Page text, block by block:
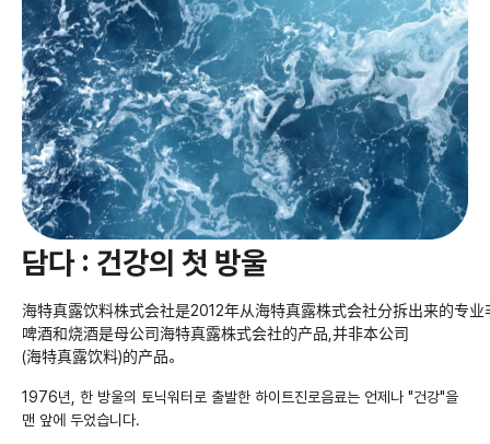
담다 : 건강의 첫 방울
海特真露饮料株式会社是2012年从海特真露株式会社分拆出来的专业
啤酒和烧酒是母公司海特真露株式会社的产品,并非本公司
(海特真露饮料)的产品。
1976년, 한 방울의 토닉워터로 출발한 하이트진로음료는 언제나 "건강"을
맨 앞에 두었습니다.